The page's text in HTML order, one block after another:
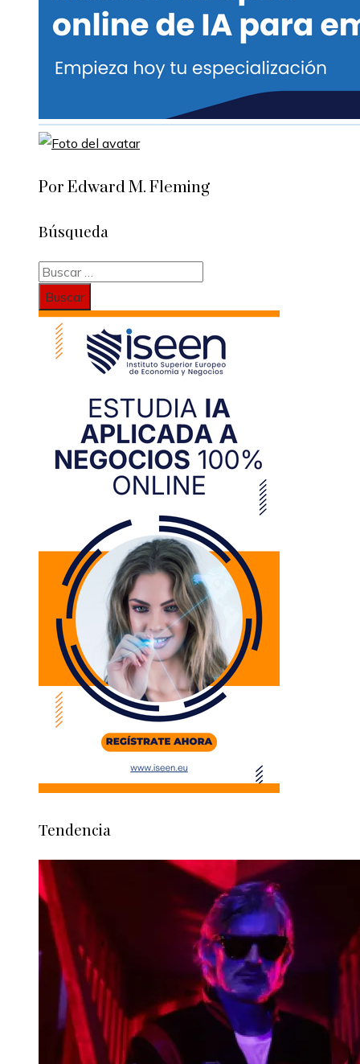
Por Edward M. Fleming
Búsqueda
Buscar:
Tendencia